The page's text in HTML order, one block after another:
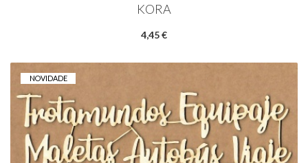
KORA
4,45 €
NOVIDADE